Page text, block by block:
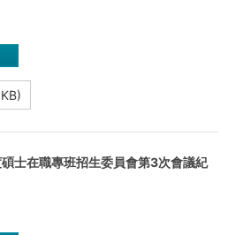
士在職專班招生委員會第3次會議紀